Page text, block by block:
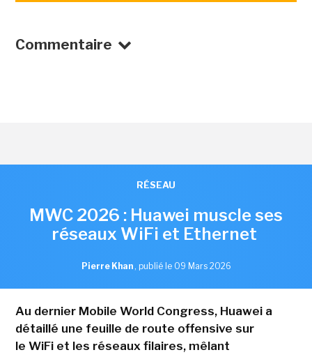
Commentaire
RÉSEAU
MWC 2026 : Huawei muscle ses
réseaux WiFi et Ethernet
Pierre Khan , publié le 09 Mars 2026
Au dernier Mobile World Congress, Huawei a
détaillé une feuille de route offensive sur
le WiFi et les réseaux filaires, mêlant